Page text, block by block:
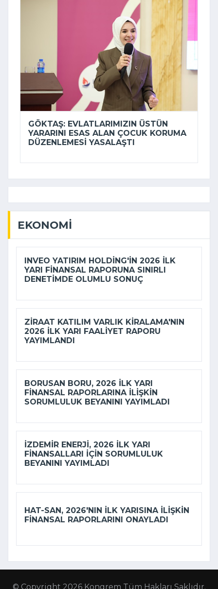
GÖKTAŞ: EVLATLARIMIZIN ÜSTÜN
YARARINI ESAS ALAN ÇOCUK KORUMA
DÜZENLEMESI YASALAŞTI
EKONOMI
INVEO YATIRIM HOLDING'IN 2026 ILK
YARI FINANSAL RAPORUNA SINIRLI
DENETIMDE OLUMLU SONUÇ
ZIRAAT KATILIM VARLIK KIRALAMA'NIN
2026 ILK YARI FAALIYET RAPORU
YAYIMLANDI
BORUSAN BORU, 2026 ILK YARI
FINANSAL RAPORLARINA ILIŞKIN
SORUMLULUK BEYANINI YAYIMLADI
İZDEMİR ENERJI, 2026 ILK YARI
FINANSALLARI IÇIN SORUMLULUK
BEYANINI YAYIMLADI
HAT-SAN, 2026'NIN ILK YARISINA ILIŞKIN
FINANSAL RAPORLARINI ONAYLADI
© Copyright 2026 Kongrem Tüm Hakları Saklıdır.